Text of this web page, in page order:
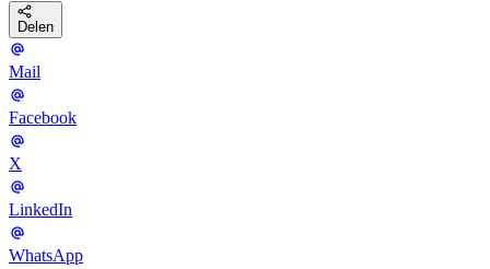
Delen
Mail
Facebook
X
LinkedIn
WhatsApp